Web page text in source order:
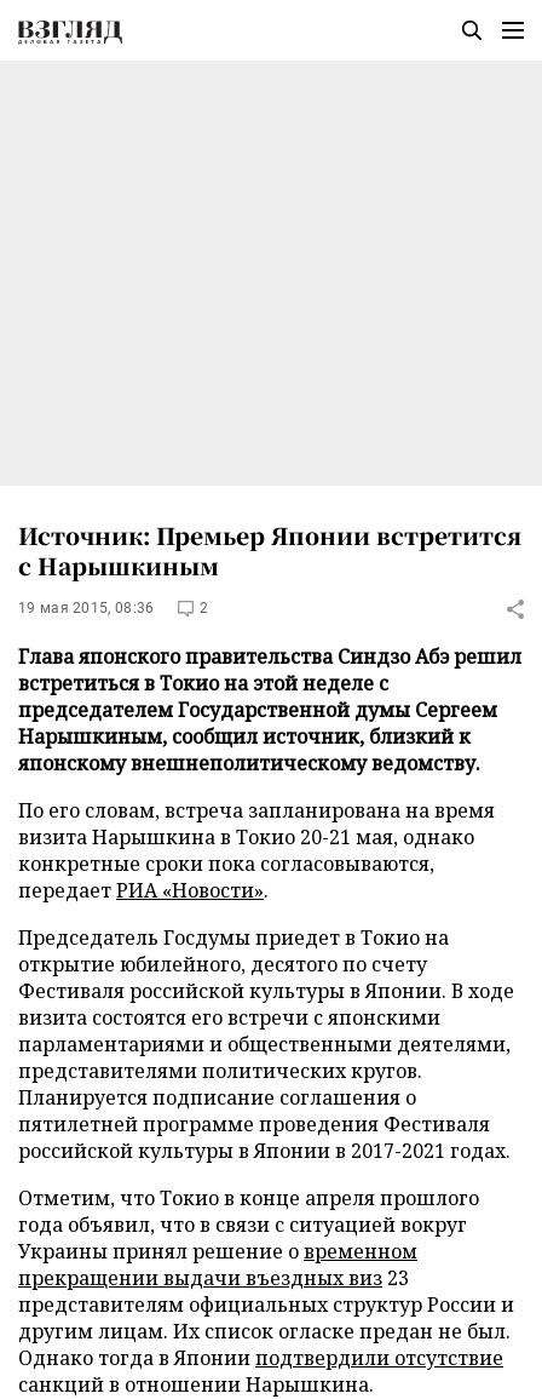
Источник: Премьер Японии встретится
с Нарышкиным
19 мая 2015, 08:36 2
Глава японского правительства Синдзо Абэ решил
встретиться в Токио на этой неделе с
председателем Государственной думы Сергеем
Нарышкиным, сообщил источник, близкий к
японскому внешнеполитическому ведомству.
По его словам, встреча запланирована на время
визита Нарышкина в Токио 20-21 мая, однако
конкретные сроки пока согласовываются,
передаетРИА «Новости».
Председатель Госдумы приедет в Токио на
открытие юбилейного, десятого по счету
Фестиваля российской культуры в Японии. В ходе
визита состоятся его встречи с японскими
парламентариями и общественными деятелями,
представителями политических кругов.
Планируется подписание соглашения о
пятилетней программе проведения Фестиваля
российской культуры в Японии в 2017-2021 годах.
Отметим, что Токио в конце апреля прошлого
года объявил, что в связи с ситуацией вокруг
Украины принял решение овременном
прекращении выдачи въездных виз 23
представителям официальных структур России и
другим лицам. Их список огласке предан не был.
Однако тогда в Японииподтвердили отсутствие
санкций в отношении Нарышкина.